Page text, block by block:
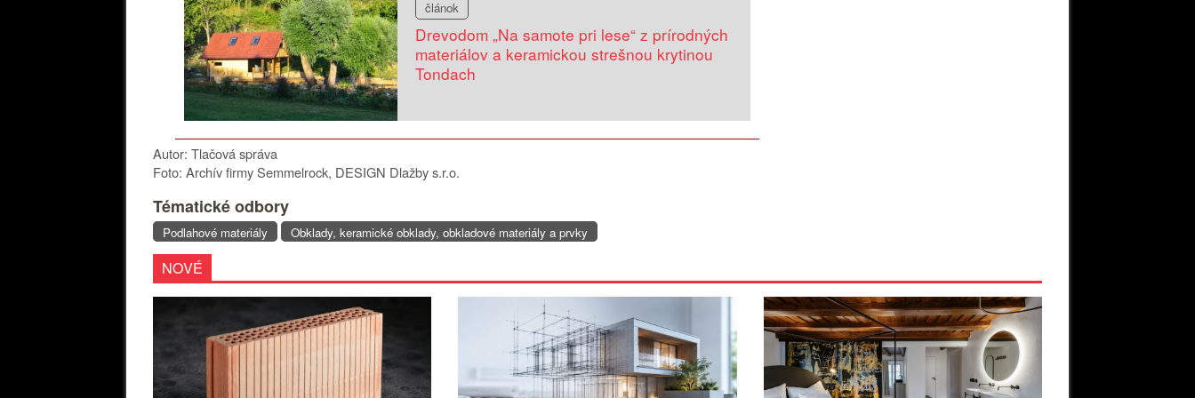
článok
Drevodom „Na samote pri lese“ z prírodných
materiálov a keramickou strešnou krytinou
Tondach
Autor: Tlačová správa
Foto: Archív firmy Semmelrock, DESIGN Dlažby s.r.o.
Tématické odbory
Podlahové materiály Obklady, keramické obklady, obkladové materiály a prvky
NOVÉ